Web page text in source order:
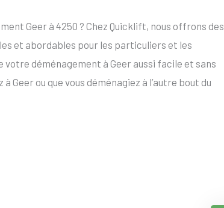
Geer à 4250 ? Chez Quicklift, nous offrons des
et abordables pour les particuliers et les
déménagement à Geer aussi facile et sans
Geer ou que vous déménagiez à l’autre bout du